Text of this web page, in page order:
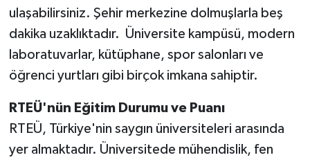
ulaşabilirsiniz. Şehir merkezine dolmuşlarla beş
dakika uzaklıktadır. Üniversite kampüsü, modern
laboratuvarlar, kütüphane, spor salonları ve
öğrenci yurtları gibi birçok imkana sahiptir.
RTEÜ'nün Eğitim Durumu ve Puanı
RTEÜ, Türkiye'nin saygın üniversiteleri arasında
yer almaktadır. Üniversitede mühendislik, fen